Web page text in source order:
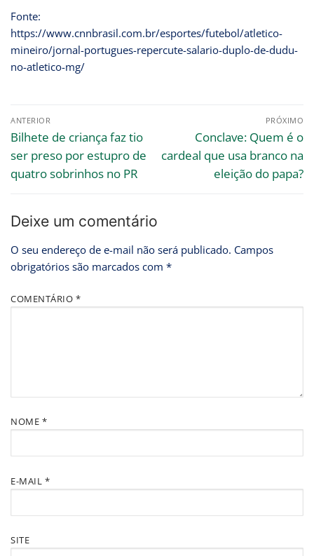
Fonte:
https://www.cnnbrasil.com.br/esportes/futebol/atletico-
mineiro/jornal-portugues-repercute-salario-duplo-de-dudu-
no-atletico-mg/
ANTERIOR
Bilhete de criança faz tio
ser preso por estupro de
quatro sobrinhos no PR
PRÓXIMO
Conclave: Quem é o
cardeal que usa branco na
eleição do papa?
Deixe um comentário
O seu endereço de e-mail não será publicado. Campos
obrigatórios são marcados com *
COMENTÁRIO *
NOME *
E-MAIL *
SITE